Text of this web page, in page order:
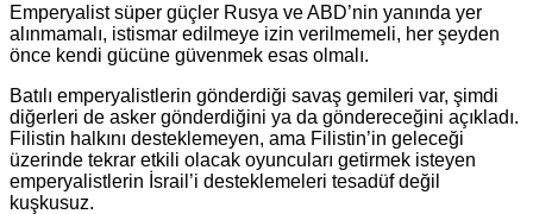
Emperyalist süper güçler Rusya ve ABD’nin yanında yer
alınmamalı, istismar edilmeye izin verilmemeli, her şeyden
önce kendi gücüne güvenmek esas olmalı.
Batılı emperyalistlerin gönderdiği savaş gemileri var, şimdi
diğerleri de asker gönderdiğini ya da göndereceğini açıkladı.
Filistin halkını desteklemeyen, ama Filistin’in geleceği
üzerinde tekrar etkili olacak oyuncuları getirmek isteyen
emperyalistlerin İsrail’i desteklemeleri tesadüf değil
kuşkusuz.